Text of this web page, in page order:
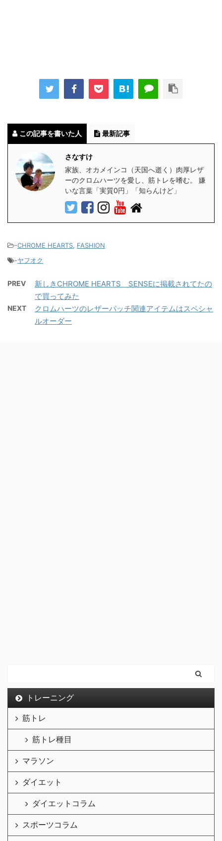
この記事を書いた人 最新記事
さなすけ
家族、オカメインコ（天国へ逝く）肉厚レザ
ーのクロムハーツを愛し、筋トレを嗜む。 嫌
いな言葉「実質0円」「知らんけど」
-CHROME HEARTS, FASHION
-ヤフオク
PREV
新しきCHROME HEARTS SENSEに掲載されてたの
で買ってみた
NEXT
クロムハーツのレザーパッチ関連アイテムはスペシャ
ルオーダー
トレーニング
筋トレ
筋トレ種目
マラソン
ダイエット
ダイエットコラム
スポーツコラム